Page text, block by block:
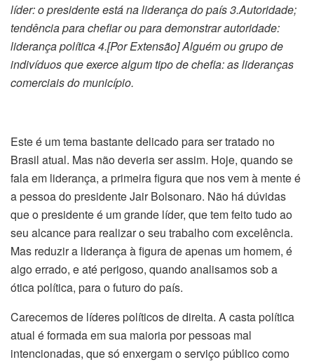
líder: o presidente está na liderança do país 3.Autoridade;
tendência para chefiar ou para demonstrar autoridade:
liderança política 4.[Por Extensão] Alguém ou grupo de
indivíduos que exerce algum tipo de chefia: as lideranças
comerciais do município.
Este é um tema bastante delicado para ser tratado no
Brasil atual. Mas não deveria ser assim. Hoje, quando se
fala em liderança, a primeira figura que nos vem à mente é
a pessoa do presidente Jair Bolsonaro. Não há dúvidas
que o presidente é um grande líder, que tem feito tudo ao
seu alcance para realizar o seu trabalho com excelência.
Mas reduzir a liderança à figura de apenas um homem, é
algo errado, e até perigoso, quando analisamos sob a
ótica política, para o futuro do país.
Carecemos de líderes políticos de direita. A casta política
atual é formada em sua maioria por pessoas mal
intencionadas, que só enxergam o serviço público como